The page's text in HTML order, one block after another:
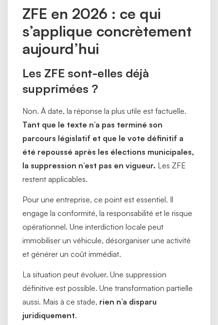
ZFE en 2026 : ce qui
s’applique concrètement
aujourd’hui
Les ZFE sont-elles déjà
supprimées ?
Non. À date, la réponse la plus utile est factuelle.
Tant que le texte n’a pas terminé son
parcours législatif et que le vote définitif a
été repoussé après les élections municipales,
la suppression n’est pas en vigueur. Les ZFE
restent applicables.
Pour une entreprise, ce point est essentiel. Il
engage la conformité, la responsabilité et le risque
opérationnel. Une interdiction locale peut
immobiliser un véhicule, désorganiser une activité
et générer un coût immédiat.
La situation peut évoluer. Une suppression
définitive est possible. Une transformation partielle
aussi. Mais à ce stade, rien n’a disparu
juridiquement.